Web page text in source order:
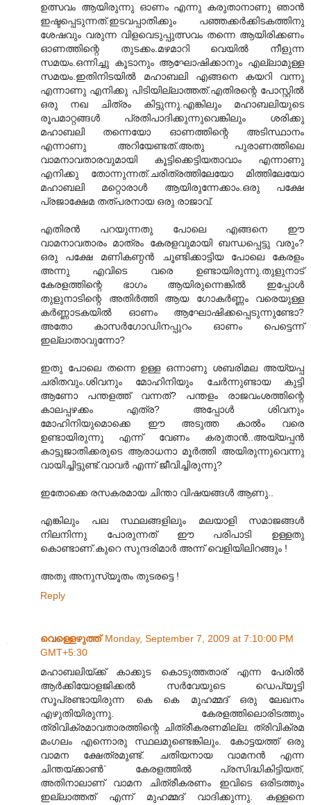
ഉത്സവം ആയിരുന്നു ഓണം എന്നു കരുതാനാണു ഞാൻ
ഇഷ്ടപ്പെടുന്നത്.ഇടവപ്പാതിക്കും പഞ്ഞക്കർക്കിടകത്തിനു
ശേഷവും വരുന്ന വിളവെടുപ്പുത്സവം തന്നെ ആയിരിക്കണം
ഓണത്തിന്റെ തുടക്കം.മഴമാറി വെയിൽ നീളുന്ന
സമയം.ഒന്നിച്ചു കൂടാനും ആഘോഷിക്കാനും എല്ലാമുള്ള
സമയം.ഇതിനിടയിൽ മഹാബലി എങ്ങനെ കയറി വന്നു
എന്നാണു എനിക്കു പിടിയില്ലാത്തത്.എതിരന്റെ പോസ്റ്റിൽ
ഒരു നഖ ചിത്രം കിട്ടുന്നു.എങ്കിലും മഹാബലിയുടെ
രൂപമാറ്റങ്ങൾ പ്രതിപാദിക്കുന്നുവെങ്കിലും ശരിക്കു
മഹാബലി തന്നെയോ ഓണത്തിന്റെ അടിസ്ഥാനം
എന്നാണു അറിയേണ്ടത്.അതു പുരാണത്തിലെ
വാമനാവതാരവുമായി കൂട്ടിക്കെട്ടിയതാവാം എന്നാണു
എനിക്കു തോന്നുന്നത്.ചരിത്രത്തിലേയോ മിത്തിലേയോ
മഹാബലി മറ്റൊരാൾ ആയിരുന്നേക്കാം.ഒരു പക്ഷേ
പ്രജാക്ഷേമ തത്പരനായ ഒരു രാജാവ്.
എതിരൻ പറയുന്നതു പോലെ എങ്ങനെ ഈ
വാമനാവതാരം മാത്രം കേരളവുമായി ബന്ധപ്പെട്ടു വരും?
ഒരു പക്ഷേ മണികണ്ഠൻ ചൂണ്ടിക്കാട്ടിയ പോലെ കേരളം
അന്നു എവിടെ വരെ ഉണ്ടായിരുന്നു.തുളുനാട്
കേരളത്തിന്റെ ഭാഗം ആയിരുന്നെങ്കിൽ ഇപ്പോൾ
തുളുനാടിന്റെ അതിർത്തി ആയ ഗോകർണ്ണം വരെയുള്ള
കർണ്ണാടകയിൽ ഓണം ആഘോഷിക്കപ്പെടുന്നുണ്ടോ?
അതോ കാസർ‌ഗോഡിനപ്പുറം ഓണം പെട്ടെന്ന്
ഇല്ലാതാവുന്നോ?
ഇതു പോലെ തന്നെ ഉള്ള ഒന്നാണു ശബരിമല അയ്യപ്പ
ചരിതവും.ശിവനും മോഹിനിയും ചേർന്നുണ്ടായ കുട്ടി
ആണോ പന്തളത്ത് വന്നത്? പന്തളം രാജവംശത്തിന്റെ
കാലപ്പഴക്കം എത്ര? അപ്പോൾ ശിവനും
മോഹിനിയുമൊക്കെ ഈ അടുത്ത കാൽം വരെ
ഉണ്ടായിരുന്നു എന്ന് വേണം കരുതാൻ..അയ്യപ്പൻ
കാട്ടുജാതിക്കരുടെ ആരാധനാ മൂർത്തി അയിരുന്നുവെന്നു
വായിച്ചിട്ടുണ്ട്.വാവർ എന്ന് ജീവിച്ചിരുന്നു?
ഇതോക്കെ രസകരമായ ചിന്താ വിഷയങ്ങൾ ആണു..
എങ്കിലും പല സ്ഥലങ്ങളിലും മലയാളി സമാജങ്ങൾ
നിലനിന്നു പോരുന്നത് ഈ പരിപാടി ഉള്ളതു
കൊണ്ടാണ്.കുറെ സുന്ദരിമാർ അന്ന് വെളിയിലിറങ്ങും !
അതു അനുസ്യൂതം തുടരട്ടെ !
Reply
വെള്ളെഴുത്ത് Monday, September 7, 2009 at 7:10:00 PM
GMT+5:30
മഹാബലിയ്ക്ക് കാക്കുട കൊടുത്തതാര് എന്ന പേരില്‍
ആര്‍ക്കിയോളജിക്കല്‍ സര്‍വേയുടെ ഡെപ്യൂട്ടി
സൂപ്രണ്ടായിരുന്ന കെ കെ മുഹമ്മദ് ഒരു ലേഖനം
എഴുതിയിരുന്നു. കേരളത്തിലൊരിടത്തും
ത്രിവിക്രമാവതാരത്തിന്റെ ചിത്രീകരണമില്ല. ത്രിവിക്രമ
മംഗലം എന്നൊരു സ്ഥലമുണ്ടെങ്കിലും. കോട്ടയത്ത് ഒരു
വാമന ക്ഷേത്രമുണ്ട്. ചതിയനായ വാമനന്‍ എന്ന
ചിന്തയ്ക്കാണ്‍` കേരളത്തില്‍ പ്രസിദ്ധികിട്ടിയത്,
അതിനാലാണ് വാമന ചിത്രീകരണം ഇവിടെ ഒരിടത്തും
ഇല്ലാത്തത് എന്ന് മുഹമ്മദ് വാദിക്കുന്നു. കള്ളനെ